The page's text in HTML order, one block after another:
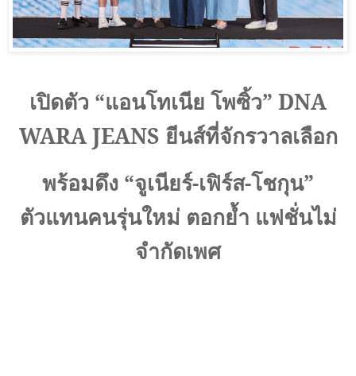
เปิดตัว “แอนโทเนีย โพซิ้ว” DNA
WARA JEANS ยีนส์ที่จักรวาลเลือก
พร้อมดึง “จูเนียร์-เฟิร์ส-โชกุน”
ตัวแทนคนรุ่นใหม่ ตอกย้ำ แฟชั่นไม่
จำกัดเพศ